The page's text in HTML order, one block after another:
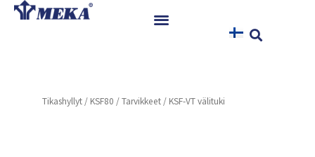
Siirry
Referenssit
Tikashyllyt / KSF80 /Tarvikkeet / KSF-VT välituki